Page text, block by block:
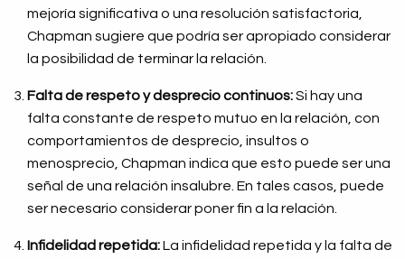
mejoría significativa o una resolución satisfactoria,
Chapman sugiere que podría ser apropiado considerar
la posibilidad de terminar la relación.
Falta de respeto y desprecio continuos:Si hay una
falta constante de respeto mutuo en la relación, con
comportamientos de desprecio, insultos o
menosprecio, Chapman indica que esto puede ser una
señal de una relación insalubre. En tales casos, puede
ser necesario considerar poner fin a la relación.
Infidelidad repetida:La infidelidad repetida y la falta de